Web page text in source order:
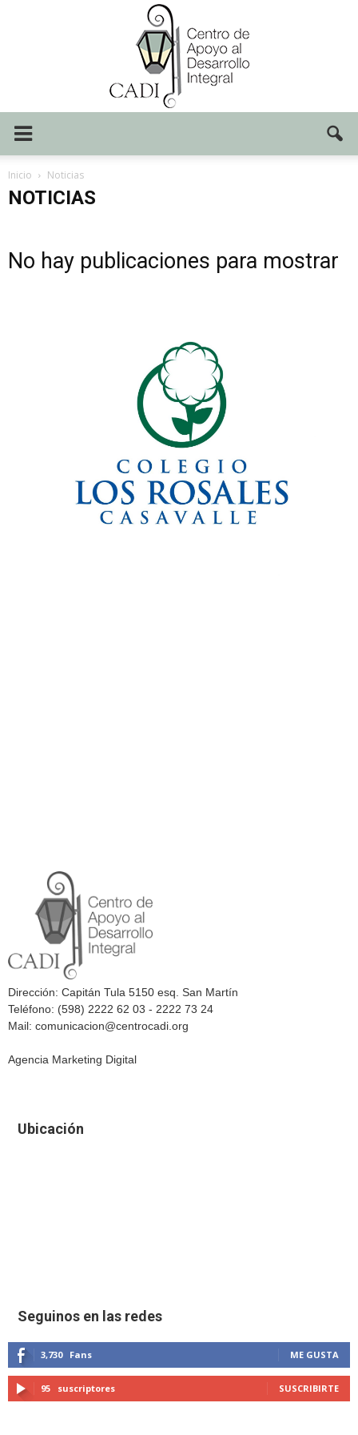
Inicio Noticias
NOTICIAS
No hay publicaciones para mostrar
Dirección: Capitán Tula 5150 esq. San Martín
Teléfono: (598) 2222 62 03 - 2222 73 24
Mail: comunicacion@centrocadi.org
Agencia Marketing Digital
Ubicación
Seguinos en las redes
3,730 Fans ME GUSTA
95 suscriptores SUSCRIBIRTE